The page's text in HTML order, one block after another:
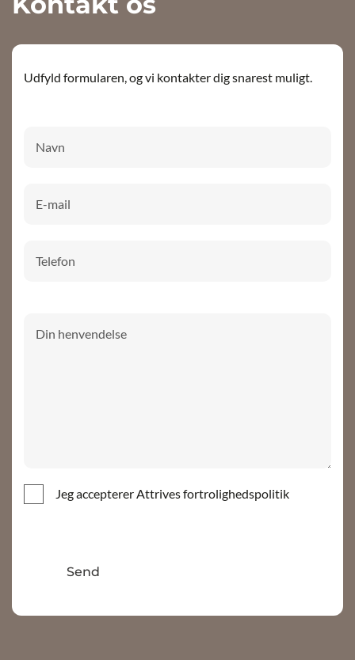
Udfyld formularen, og vi kontakter dig snarest muligt.
Jeg accepterer Attrives fortrolighedspolitik